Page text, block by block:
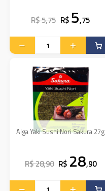
R$ 5,75 R$ 5,75
Alga Yaki Sushi Nori Sakura 27g
R$ 28,90 R$ 28,90